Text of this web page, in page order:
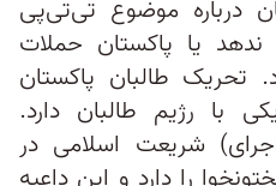
درباره موضوع تی‌تی‌پی
ندهد یا پاکستان حملات
تحریک طالبان پاکستان
با رژیم طالبان دارد.
شریعت اسلامی در